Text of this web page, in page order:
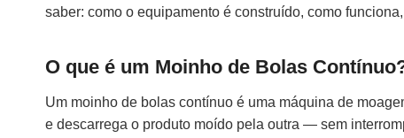
saber: como o equipamento é construído, como
O que é um Moinho de Bolas
Um moinho de bolas contínuo é uma máquina de
e descarrega o produto moído pela outra — sem